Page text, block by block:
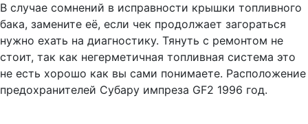
В случае сомнений в исправности крышки топливного
бака, замените её, если чек продолжает загораться
нужно ехать на диагностику. Тянуть с ремонтом не
стоит, так как негерметичная топливная система это
не есть хорошо как вы сами понимаете. Расположение
предохранителей Субару импреза GF2 1996 год.